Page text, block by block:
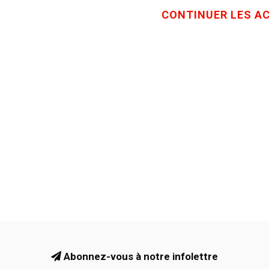
CONTINUER LES
Abonnez-vous à notre infolettre